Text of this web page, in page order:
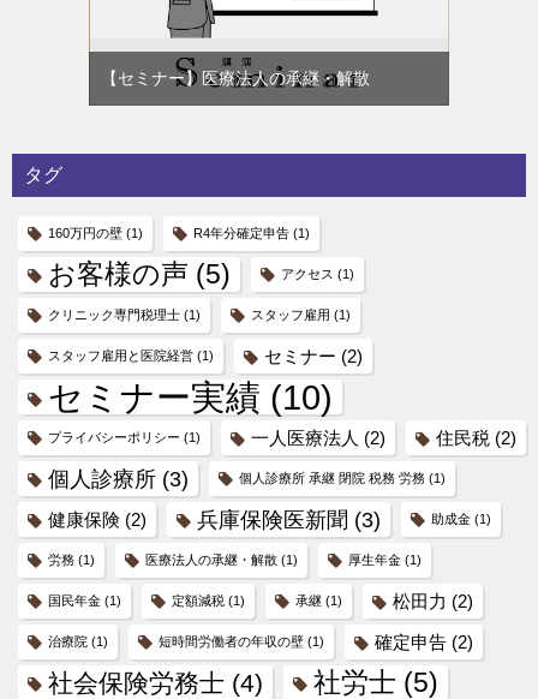
【セミナー】医療法人の承継・解散
タグ
160万円の壁 (1) R4年分確定申告 (1)
お客様の声 (5) アクセス (1)
クリニック専門税理士 (1) スタッフ雇用 (1)
スタッフ雇用と医院経営 (1) セミナー (2)
セミナー実績 (10)
プライバシーポリシー (1) 一人医療法人 (2) 住民税 (2)
個人診療所 (3) 個人診療所 承継 閉院 税務 労務 (1)
健康保険 (2) 兵庫保険医新聞 (3) 助成金 (1)
労務 (1) 医療法人の承継・解散 (1) 厚生年金 (1)
国民年金 (1) 定額減税 (1) 承継 (1) 松田力 (2)
治療院 (1) 短時間労働者の年収の壁 (1) 確定申告 (2)
社会保険労務士 (4) 社労士 (5)